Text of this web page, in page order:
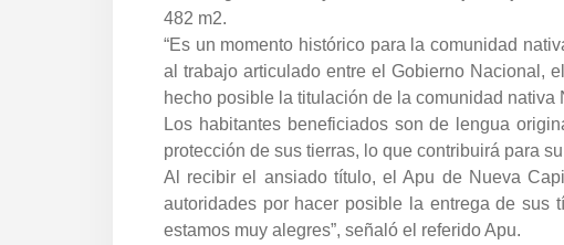
482 m2.
“Es un momento histórico para la comunidad
al trabajo articulado entre el Gobierno Nacional,
hecho posible la titulación de la comunidad
Los habitantes beneficiados son de lengua
protección de sus tierras, lo que contribuirá para
Al recibir el ansiado título, el Apu de Nueva
autoridades por hacer posible la entrega de sus
estamos muy alegres”, señaló el referido Apu.